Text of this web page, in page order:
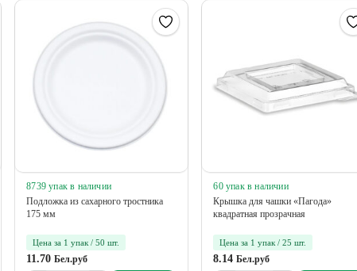
8739 упак в наличии
Подложка из сахарного тростника
175 мм
Цена за 1 упак / 50 шт.
11.70Бел.руб
60 упак в наличии
Крышка для чашки «Пагода»
квадратная прозрачная
Цена за 1 упак / 25 шт.
8.14Бел.руб